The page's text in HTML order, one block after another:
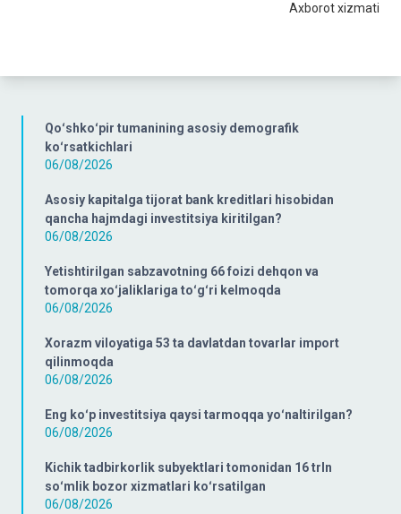
Qoʻshkoʻpir tumanining asosiy demografik
koʻrsatkichlari
06/08/2026
Asosiy kapitalga tijorat bank kreditlari hisobidan
qancha hajmdagi investitsiya kiritilgan?
06/08/2026
Yetishtirilgan sabzavotning 66 foizi dehqon va
tomorqa xoʻjaliklariga toʻgʻri kelmoqda
06/08/2026
Xorazm viloyatiga 53 ta davlatdan tovarlar import
qilinmoqda
06/08/2026
Eng koʻp investitsiya qaysi tarmoqqa yoʻnaltirilgan?
06/08/2026
Kichik tadbirkorlik subyektlari tomonidan 16 trln
soʻmlik bozor xizmatlari koʻrsatilgan
06/08/2026
Axborot xizmati